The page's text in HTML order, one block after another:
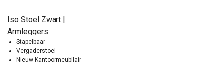
Iso Stoel Zwart |
Armleggers
Stapelbaar
Vergaderstoel
Nieuw Kantoormeubilair